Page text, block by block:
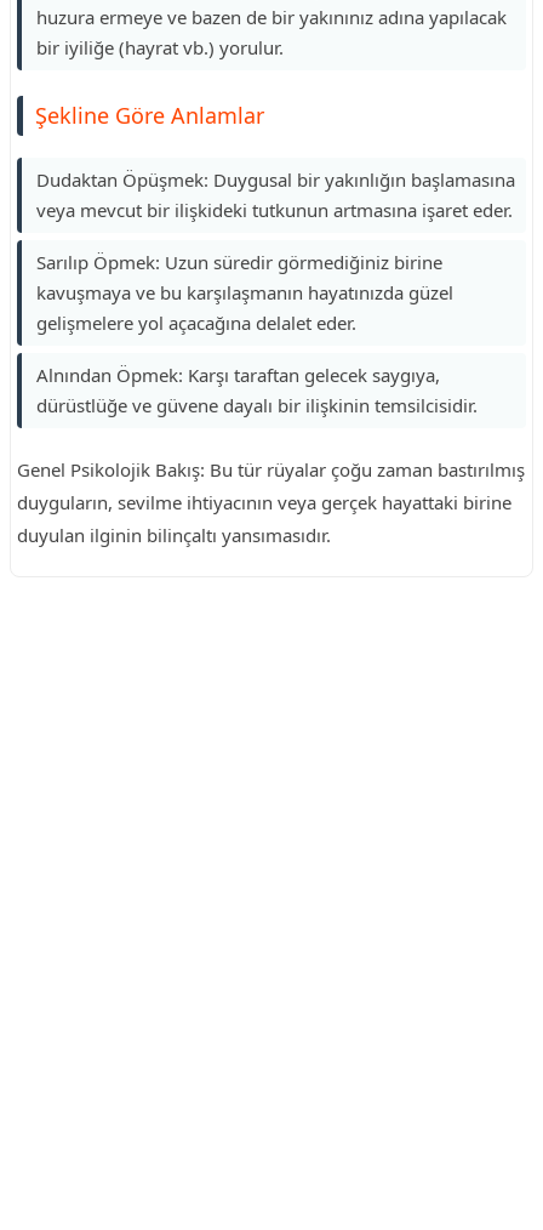
huzura ermeye ve bazen de bir yakınınız adına yapılacak
bir iyiliğe (hayrat vb.) yorulur.
Şekline Göre Anlamlar
Dudaktan Öpüşmek: Duygusal bir yakınlığın başlamasına
veya mevcut bir ilişkideki tutkunun artmasına işaret eder.
Sarılıp Öpmek: Uzun süredir görmediğiniz birine
kavuşmaya ve bu karşılaşmanın hayatınızda güzel
gelişmelere yol açacağına delalet eder.
Alnından Öpmek: Karşı taraftan gelecek saygıya,
dürüstlüğe ve güvene dayalı bir ilişkinin temsilcisidir.
Genel Psikolojik Bakış: Bu tür rüyalar çoğu zaman bastırılmış
duyguların, sevilme ihtiyacının veya gerçek hayattaki birine
duyulan ilginin bilinçaltı yansımasıdır.